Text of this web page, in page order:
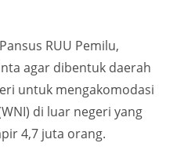
RUU Pemilu,
agar dibentuk daerah
untuk mengakomodasi
di luar negeri yang
4,7 juta orang.